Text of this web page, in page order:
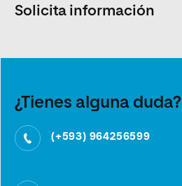
Solicita información
¿Tienes alguna duda?
(+593) 964256599